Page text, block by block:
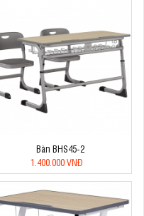
Bàn BHS45-2
1.400.000 VNĐ